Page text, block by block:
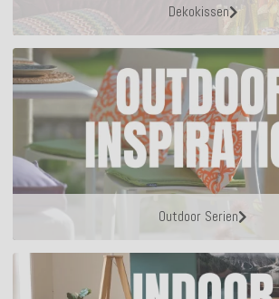
Dekokissen
Outdoor Serien